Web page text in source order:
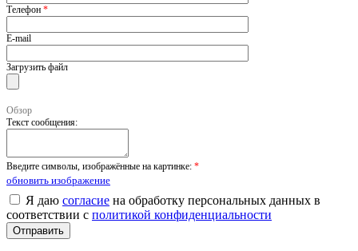
Телефон *
E-mail
Загрузить файл
Обзор
Текст сообщения:
Введите символы, изображённые на картинке: *
обновить изображение
Я даю согласие на обработку персональных данных в
соответствии с политикой конфиденциальности